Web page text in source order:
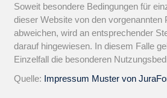
Soweit besondere Bedingungen für
dieser Website von den vorgenannten
abweichen, wird an entsprechender
darauf hingewiesen. In diesem Falle
Einzelfall die besonderen
Quelle: Impressum Muster von